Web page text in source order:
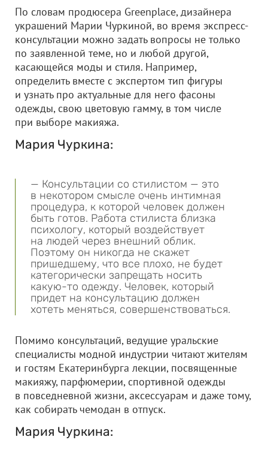
По словам продюсера Greenplace, дизайнера
украшений Марии Чуркиной, во время экспресс-
консультации можно задать вопросы не только
по заявленной теме, но и любой другой,
касающейся моды и стиля. Например,
определить вместе с экспертом тип фигуры
и узнать про актуальные для него фасоны
одежды, свою цветовую гамму, в том числе
при выборе макияжа.
Мария Чуркина:
— Консультации со стилистом — это
в некотором смысле очень интимная
процедура, к которой человек должен
быть готов. Работа стилиста близка
психологу, который воздействует
на людей через внешний облик.
Поэтому он никогда не скажет
пришедшему, что все плохо, не будет
категорически запрещать носить
какую-то одежду. Человек, который
придет на консультацию должен
хотеть меняться, совершенствоваться.
Помимо консультаций, ведущие уральские
специалисты модной индустрии читают жителям
и гостям Екатеринбурга лекции, посвященные
макияжу, парфюмерии, спортивной одежды
в повседневной жизни, аксессуарам и даже тому,
как собирать чемодан в отпуск.
Мария Чуркина: